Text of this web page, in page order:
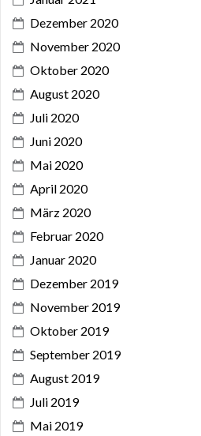
Dezember 2020
November 2020
Oktober 2020
August 2020
Juli 2020
Juni 2020
Mai 2020
April 2020
März 2020
Februar 2020
Januar 2020
Dezember 2019
November 2019
Oktober 2019
September 2019
August 2019
Juli 2019
Mai 2019